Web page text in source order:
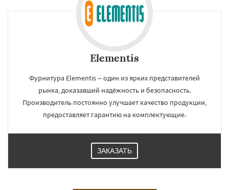
Elementis
Фурнитура Elementis – один из ярких представителей
рынка, доказавший надёжность и безопасность.
Производитель постоянно улучшает качество продукции,
предоставляет гарантию на комплектующие.
ЗАКАЗАТЬ